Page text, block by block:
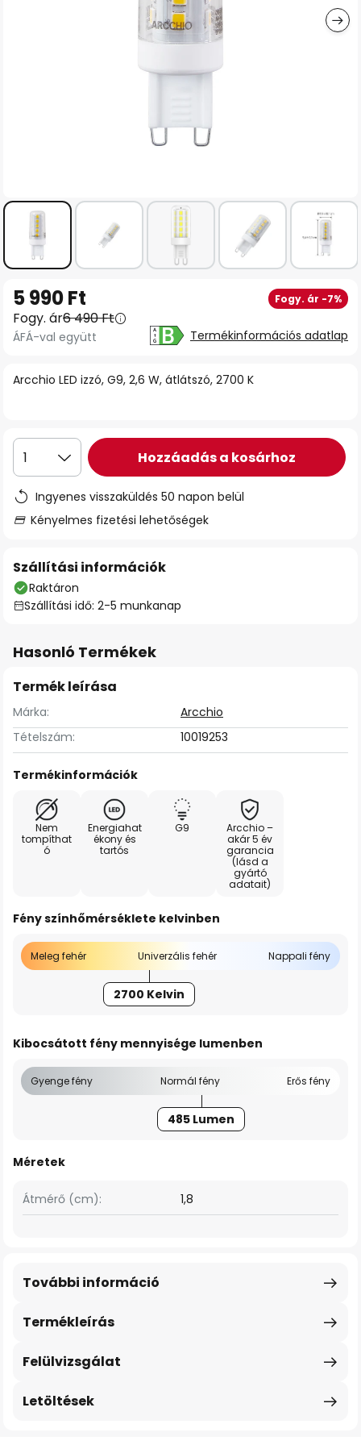
képgaléria
elejére
Arcchio LED izzó, G9, 2,6 W, átlátszó, 2700 K
5 990 Ft Fogy. ár -7%
Fogy. ár6 490 Ft
ÁFÁ-val együtt Termékinformációs adatlap
1 Hozzáadás a kosárhoz
Ingyenes visszaküldés 50 napon belül
Kényelmes fizetési lehetőségek
Szállítási információk
Raktáron
Szállítási idő: 2-5 munkanap
Hasonló Termékek
Termék leírása
Márka:
Arcchio
Tételszám:
10019253
Termékinformációk
Nem
tompíthat
ó
Energiahat
ékony és
tartós
G9
Arcchio –
akár 5 év
garancia
(lásd a
gyártó
adatait)
Fény színhőmérséklete kelvinben
Meleg fehér Univerzális fehér Nappali fény
2700 Kelvin
Kibocsátott fény mennyisége lumenben
Gyenge fény Normál fény Erős fény
485 Lumen
Méretek
Átmérő (cm): 1,8
Termékleírás
További információ
Felülvizsgálat
Letöltések